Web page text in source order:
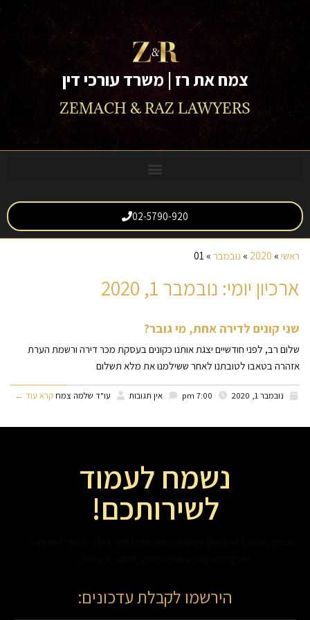
צמח את רז | משרד עורכי דין
ZEMACH & RAZ LAWYERS
02-5790-920
ראשי »
2020
» נובמבר »
01
ארכיון יומי: נובמבר 1, 2020
שני קונים לדירה אחת, מי גובר?
שלום רב, לפני חודשיים יצגת אותנו כקונים בעסקת מכר דירה ורשמת הערת
אזהרה בטאבו לטובתנו לאחר ששילמנו את מלא תשלום
נובמבר 1, 2020 אין תגובות עו"ד שלמה צמח קרא עוד ←
נשמח לעמוד
לשירותכם!
הירשמו לקבלת עדכונים: